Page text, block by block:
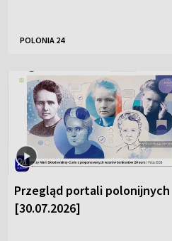
POLONIA 24
Przegląd portali polonijnych
[30.07.2026]